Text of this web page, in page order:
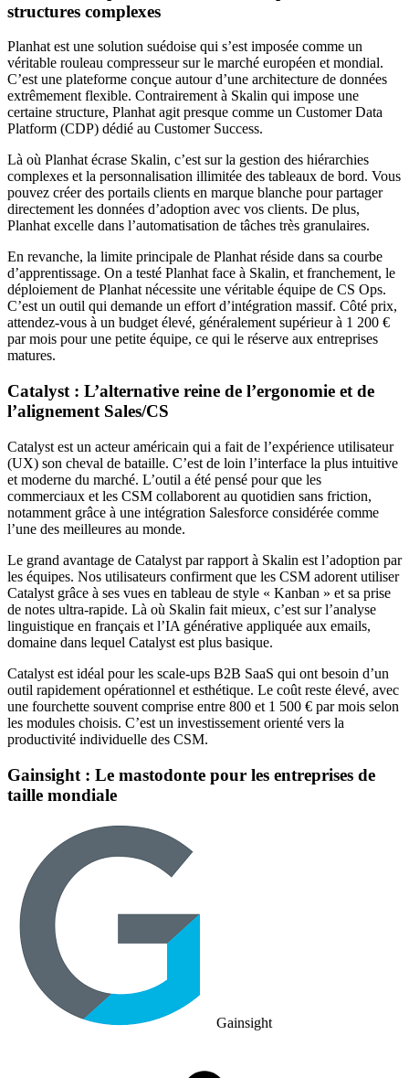
structures complexes
Planhat est une solution suédoise qui s’est imposée comme un
véritable rouleau compresseur sur le marché européen et mondial.
C’est une plateforme conçue autour d’une architecture de données
extrêmement flexible. Contrairement à Skalin qui impose une
certaine structure, Planhat agit presque comme un Customer Data
Platform (CDP) dédié au Customer Success.
Là où Planhat écrase Skalin, c’est sur la gestion des hiérarchies
complexes et la personnalisation illimitée des tableaux de bord. Vous
pouvez créer des portails clients en marque blanche pour partager
directement les données d’adoption avec vos clients. De plus,
Planhat excelle dans l’automatisation de tâches très granulaires.
En revanche, la limite principale de Planhat réside dans sa courbe
d’apprentissage. On a testé Planhat face à Skalin, et franchement, le
déploiement de Planhat nécessite une véritable équipe de CS Ops.
C’est un outil qui demande un effort d’intégration massif. Côté prix,
attendez-vous à un budget élevé, généralement supérieur à 1 200 €
par mois pour une petite équipe, ce qui le réserve aux entreprises
matures.
Catalyst : L’alternative reine de l’ergonomie et de
l’alignement Sales/CS
Catalyst est un acteur américain qui a fait de l’expérience utilisateur
(UX) son cheval de bataille. C’est de loin l’interface la plus intuitive
et moderne du marché. L’outil a été pensé pour que les
commerciaux et les CSM collaborent au quotidien sans friction,
notamment grâce à une intégration Salesforce considérée comme
l’une des meilleures au monde.
Le grand avantage de Catalyst par rapport à Skalin est l’adoption par
les équipes. Nos utilisateurs confirment que les CSM adorent utiliser
Catalyst grâce à ses vues en tableau de style « Kanban » et sa prise
de notes ultra-rapide. Là où Skalin fait mieux, c’est sur l’analyse
linguistique en français et l’IA générative appliquée aux emails,
domaine dans lequel Catalyst est plus basique.
Catalyst est idéal pour les scale-ups B2B SaaS qui ont besoin d’un
outil rapidement opérationnel et esthétique. Le coût reste élevé, avec
une fourchette souvent comprise entre 800 et 1 500 € par mois selon
les modules choisis. C’est un investissement orienté vers la
productivité individuelle des CSM.
Gainsight : Le mastodonte pour les entreprises de
taille mondiale
Gainsight